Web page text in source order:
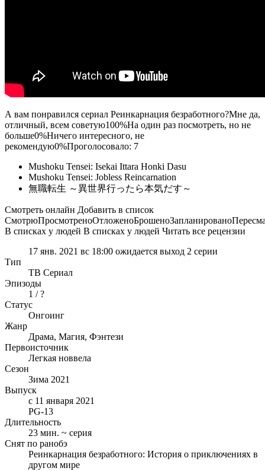
А вам понравился сериал Реинкарнация безработного?Мне да,
отличный, всем советую100%На один раз посмотреть, но не
больше0%Ничего интересного, не
рекомендую0%Проголосовало: 7
Mushoku Tensei: Isekai Ittara Honki Dasu
Mushoku Tensei: Jobless Reincarnation
無職転生 ～異世界行ったら本気だす～
Смотреть онлайн Добавить в список
СмотрюПросмотреноОтложеноБрошеноЗапланировано
В списках у людей В списках у людей Читать все рецензии
17 янв. 2021 вс 18:00 ожидается выход 2 серии
Тип
ТВ Сериал
Эпизоды
1 / ?
Статус
Онгоинг
Жанр
Драма, Магия, Фэнтези
Первоисточник
Легкая новвела
Сезон
Зима 2021
Выпуск
с 11 января 2021
PG-13
Длительность
23 мин. ~ серия
Снят по ранобэ
Реинкарнация безработного: История о приключениях в
другом мире